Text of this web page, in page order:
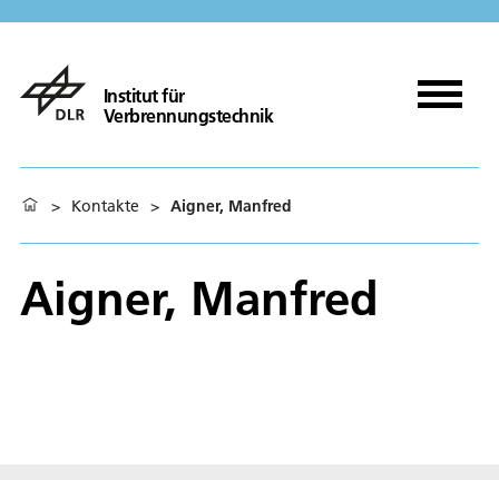
Institut für
Verbrennungstechnik
> Kontakte > Aigner, Manfred
Aigner, Manfred